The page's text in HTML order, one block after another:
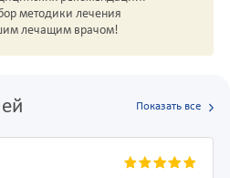
методики лечения
лечащим врачом!
Показать все